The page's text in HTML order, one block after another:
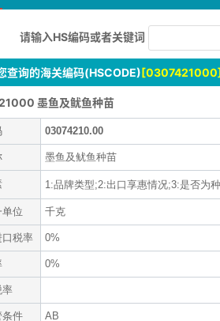
请输入HS编码或者关键词
查询的海关编码(HSCODE)
墨鱼及鱿鱼种苗
03074210.00
墨鱼及鱿鱼种苗
1:品牌类型;2:出口享惠情况;3:是否为
位 千克
口税率 0%
0%
率
条件 AB